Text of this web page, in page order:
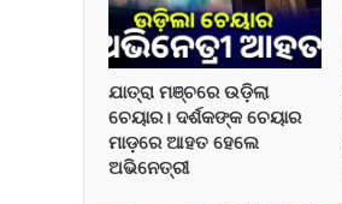
ଯାତ୍ରା ମଞ୍ଚରେ ଉଡ଼ିଲା
ଚେୟାର। ଦର୍ଶକଙ୍କ ଚେୟାର
ମାଡ଼ରେ ଆହତ ହେଲେ
ଅଭିନେତ୍ରୀ